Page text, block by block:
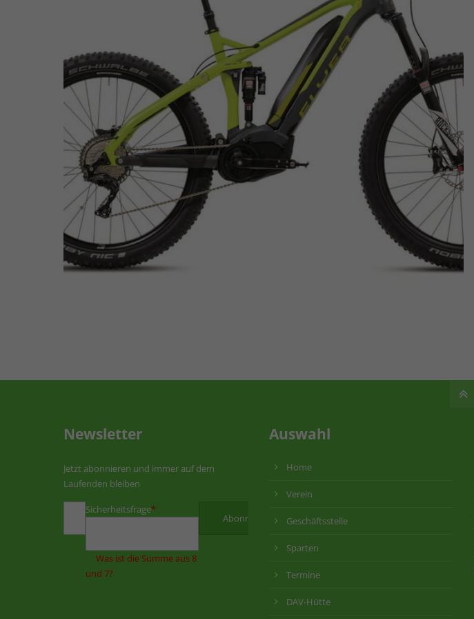
Newsletter
Jetzt abonnieren und immer auf dem
Laufenden bleiben
Sicherheitsfrage*
Was ist die Summe aus 8
und 7?
Auswahl
Home
Verein
Geschäftsstelle
Sparten
Termine
DAV-Hütte